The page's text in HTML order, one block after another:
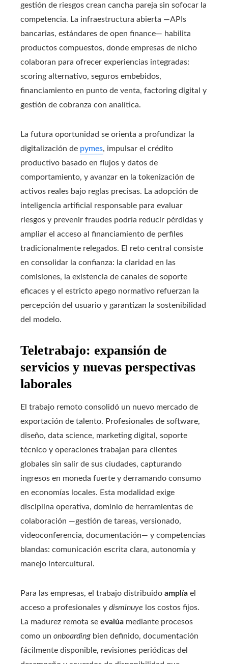
gestión de riesgos crean cancha pareja sin sofocar la
competencia. La infraestructura abierta —APIs
bancarias, estándares de open finance— habilita
productos compuestos, donde empresas de nicho
colaboran para ofrecer experiencias integradas:
scoring alternativo, seguros embebidos,
financiamiento en punto de venta, factoring digital y
gestión de cobranza con analítica.
La futura oportunidad se orienta a profundizar la
digitalización de pymes, impulsar el crédito
productivo basado en flujos y datos de
comportamiento, y avanzar en la tokenización de
activos reales bajo reglas precisas. La adopción de
inteligencia artificial responsable para evaluar
riesgos y prevenir fraudes podría reducir pérdidas y
ampliar el acceso al financiamiento de perfiles
tradicionalmente relegados. El reto central consiste
en consolidar la confianza: la claridad en las
comisiones, la existencia de canales de soporte
eficaces y el estricto apego normativo refuerzan la
percepción del usuario y garantizan la sostenibilidad
del modelo.
Teletrabajo: expansión de
servicios y nuevas perspectivas
laborales
El trabajo remoto consolidó un nuevo mercado de
exportación de talento. Profesionales de software,
diseño, data science, marketing digital, soporte
técnico y operaciones trabajan para clientes
globales sin salir de sus ciudades, capturando
ingresos en moneda fuerte y derramando consumo
en economías locales. Esta modalidad exige
disciplina operativa, dominio de herramientas de
colaboración —gestión de tareas, versionado,
videoconferencia, documentación— y competencias
blandas: comunicación escrita clara, autonomía y
manejo intercultural.
Para las empresas, el trabajo distribuido amplía el
acceso a profesionales y disminuye los costos fijos.
La madurez remota se evalúa mediante procesos
como un onboarding bien definido, documentación
fácilmente disponible, revisiones periódicas del